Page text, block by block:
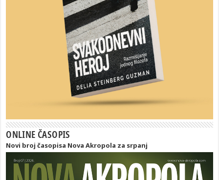
ONLINE ČASOPIS
Novi broj časopisa Nova Akropola za srpanj